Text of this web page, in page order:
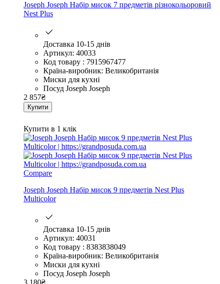
Joseph Joseph Набір мисок 7 предметів різнокольоровий
Nest Plus
Доставка 10-15 днів
Артикул: 40033
Код товару : 7915967477
Країна-виробник: Великобританія
Миски для кухні
Посуд Joseph Joseph
2 857₴
Купити
Купити в 1 клік
Compare
Joseph Joseph Набір мисок 9 предметів Nest Plus
Multicolor
Доставка 10-15 днів
Артикул: 40031
Код товару : 8383838049
Країна-виробник: Великобританія
Миски для кухні
Посуд Joseph Joseph